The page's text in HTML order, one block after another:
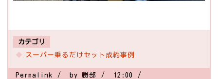
カテゴリ
スーパー乗るだけセット成約事例
Permalink by 勝部 12:00